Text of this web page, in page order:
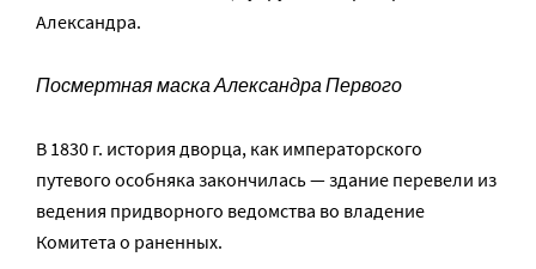
Александра.
Посмертная маска Александра Первого
В 1830 г. история дворца, как императорского
путевого особняка закончилась — здание перевели из
ведения придворного ведомства во владение
Комитета о раненных.